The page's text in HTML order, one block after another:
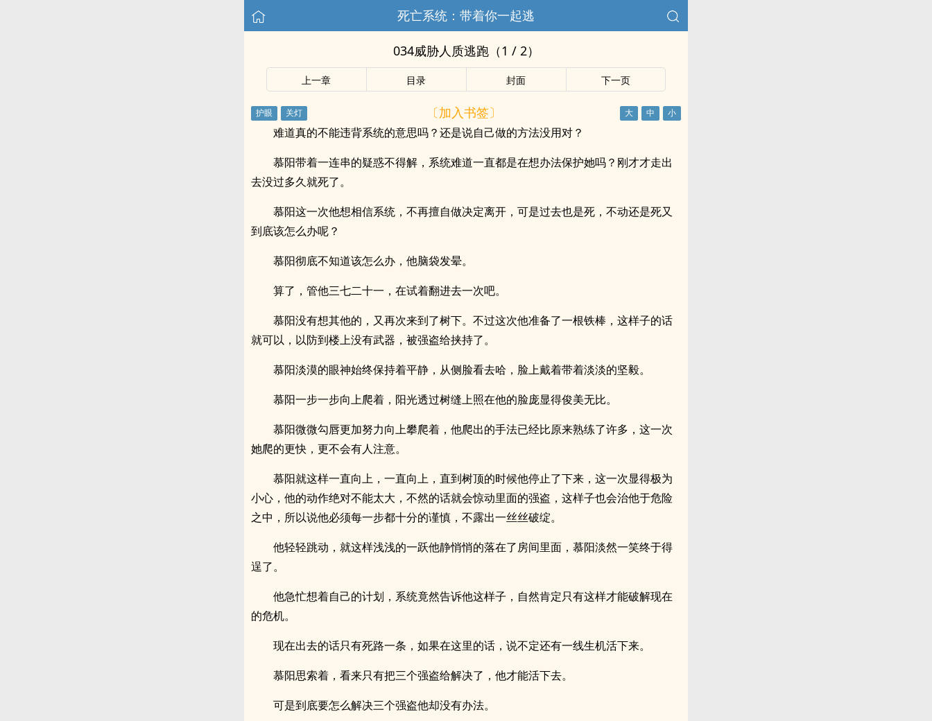
死亡系统：带着你一起逃
034威胁人质逃跑（1 / 2）
上一章 目录 封面 下一页
〔加入书签〕
难道真的不能违背系统的意思吗？还是说自己做的方法没用对？
慕阳带着一连串的疑惑不得解，系统难道一直都是在想办法保护她吗？刚才才走出
去没过多久就死了。
慕阳这一次他想相信系统，不再擅自做决定离开，可是过去也是死，不动还是死又
到底该怎么办呢？
慕阳彻底不知道该怎么办，他脑袋发晕。
算了，管他三七二十一，在试着翻进去一次吧。
慕阳没有想其他的，又再次来到了树下。不过这次他准备了一根铁棒，这样子的话
就可以，以防到楼上没有武器，被强盗给挟持了。
慕阳淡漠的眼神始终保持着平静，从侧脸看去哈，脸上戴着带着淡淡的坚毅。
慕阳一步一步向上爬着，阳光透过树缝上照在他的脸庞显得俊美无比。
慕阳微微勾唇更加努力向上攀爬着，他爬出的手法已经比原来熟练了许多，这一次
她爬的更快，更不会有人注意。
慕阳就这样一直向上，一直向上，直到树顶的时候他停止了下来，这一次显得极为
小心，他的动作绝对不能太大，不然的话就会惊动里面的强盗，这样子也会治他于危险
之中，所以说他必须每一步都十分的谨慎，不露出一丝丝破绽。
他轻轻跳动，就这样浅浅的一跃他静悄悄的落在了房间里面，慕阳淡然一笑终于得
逞了。
他急忙想着自己的计划，系统竟然告诉他这样子，自然肯定只有这样才能破解现在
的危机。
现在出去的话只有死路一条，如果在这里的话，说不定还有一线生机活下来。
慕阳思索着，看来只有把三个强盗给解决了，他才能活下去。
可是到底要怎么解决三个强盗他却没有办法。